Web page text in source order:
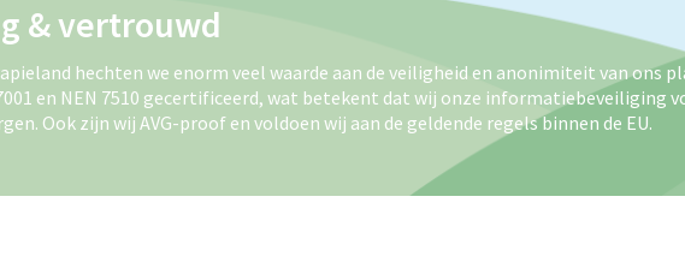
& vertrouwd
hechten we enorm veel waarde aan de veiligheid en anonimiteit van ons
en NEN 7510 gecertificeerd, wat betekent dat wij onze informatiebeveiliging
Ook zijn wij AVG-proof en voldoen wij aan de geldende regels binnen de EU.